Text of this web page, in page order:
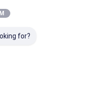
ন্যানো / সিরামিক সারফেস শেখানোর
জন্য ইউএসবি পোর্ট ইন্টারেক্টিভ বোর্ড
for?